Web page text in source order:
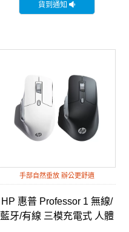
貨到通知
手部自然垂放 辦公更舒適
HP 惠普 Professor 1 無線/
藍牙/有線 三模充電式 人體